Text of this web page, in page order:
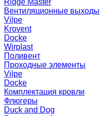
Ridge Master
Вентиляционные выходы
Vilpe
Krovent
Docke
Wirplast
Поливент
Проходные элементы
Vilpe
Docke
Комплектация кровли
Флюгеры
Duck and Dog